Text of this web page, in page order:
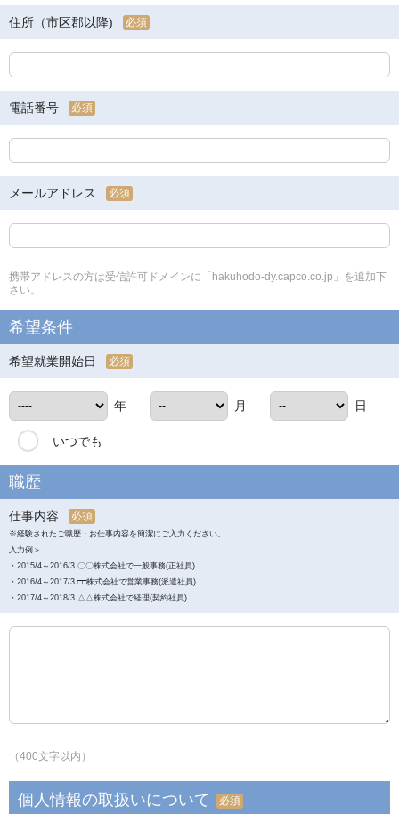
住所（市区郡以降) 必須
電話番号 必須
メールアドレス 必須
携帯アドレスの方は受信許可ドメインに「hakuhodo-dy.capco.co.jp」を追加下
さい。
希望条件
希望就業開始日 必須
年 月 日
いつでも
職歴
仕事内容 必須
※経験されたご職歴・お仕事内容を簡潔にご入力ください。
入力例＞
・2015/4～2016/3 〇〇株式会社で一般事務(正社員)
・2016/4～2017/3 □□株式会社で営業事務(派遣社員)
・2017/4～2018/3 △△株式会社で経理(契約社員)
（400文字以内）
個人情報の取扱いについて 必須